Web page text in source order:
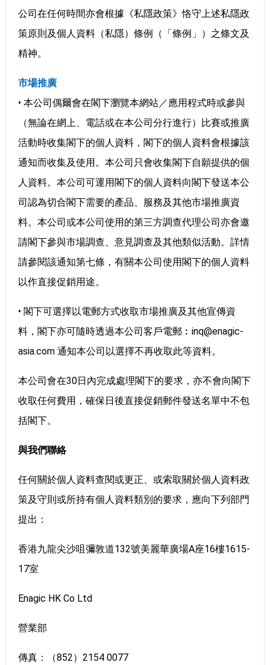
公司在任何時間亦會根據《私隱政策》恪守上述私隱政
策原則及個人資料（私隱）條例（「條例」）之條文及
精神。
市場推廣
• 本公司偶爾會在閣下瀏覽本網站／應用程式時或參與
（無論在網上、電話或在本公司分行進行）比賽或推廣
活動時收集閣下的個人資料，閣下的個人資料會根據該
通知而收集及使用。本公司只會收集閣下自願提供的個
人資料。本公司可運用閣下的個人資料向閣下發送本公
司認為切合閣下需要的產品、服務及其他市場推廣資
料。本公司或本公司使用的第三方調查代理公司亦會邀
請閣下參與市場調查、意見調查及其他類似活動。詳情
請參閱該通知第七條，有關本公司使用閣下的個人資料
以作直接促銷用途。
• 閣下可選擇以電郵方式收取市場推廣及其他宣傳資
料，閣下亦可隨時透過本公司客戶電郵︰ inq@enagic-
asia.com 通知本公司以選擇不再收取此等資料。
本公司會在30日內完成處理閣下的要求，亦不會向閣下
收取任何費用，確保日後直接促銷郵件發送名單中不包
括閣下。
與我們聯絡
任何關於個人資料查閱或更正、或索取關於個人資料政
策及守則或所持有個人資料類別的要求，應向下列部門
提出：
香港九龍尖沙咀彌敦道132號美麗華廣場A座16樓1615-
17室
Enagic HK Co Ltd
營業部
傳真：（852）2154 0077